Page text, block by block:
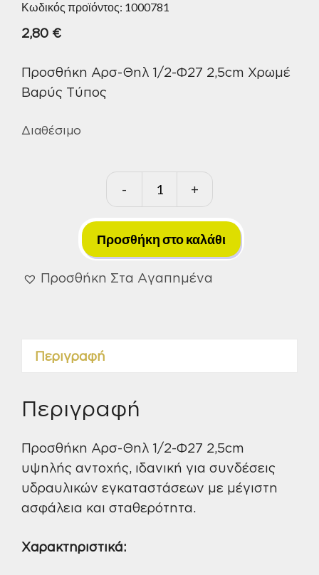
Κωδικός προϊόντος: 1000781
2,80 €
Προσθήκη Αρσ-Θηλ 1/2-Φ27 2,5cm Χρωμέ
Βαρύς Τύπος
Διαθέσιμο
-
Προσθήκη
Αρσ-
Θηλ
1/2-
Φ27
+
Προσθήκη στο καλάθι
Προσθήκη Στα Αγαπημένα
Περιγραφή
Περιγραφή
Προσθήκη Αρσ-Θηλ 1/2-Φ27 2,5cm
υψηλής αντοχής, ιδανική για συνδέσεις
υδραυλικών εγκαταστάσεων με μέγιστη
ασφάλεια και σταθερότητα.
Χαρακτηριστικά: